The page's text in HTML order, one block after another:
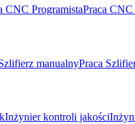
CNC ProgramistaPraca
manualnyPraca
Inżynier kontroli jakości